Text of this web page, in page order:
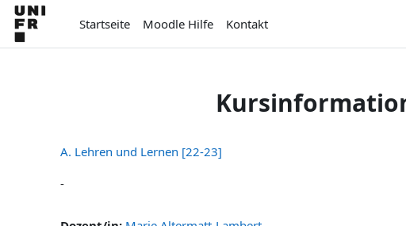
Zum Hauptinhalt
Startseite
Moodle Hilfe Kontakt
A. Lehren und Lernen [22-23]
-